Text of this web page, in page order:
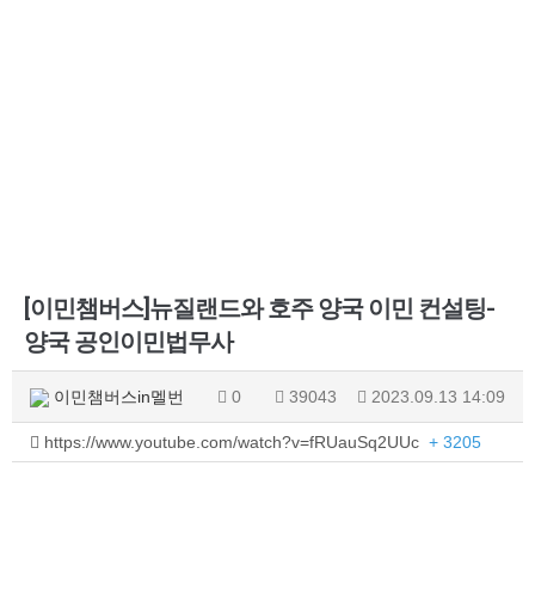
[이민챔버스]뉴질랜드와 호주 양국 이민 컨설팅-
양국 공인이민법무사
이민챔버스in멜번 0 39043 2023.09.13 14:09
https://www.youtube.com/watch?v=fRUauSq2UUc + 3205